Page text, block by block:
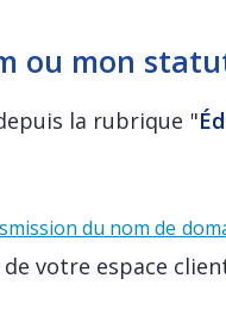
ou mon
la rubrique "
du nom de
de votre espace